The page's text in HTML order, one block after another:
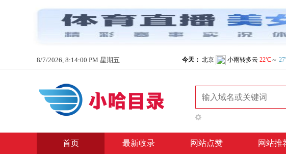
8/7/2026, 8:14:00 PM 星期五
首页 最新收录 网站点赞 网站推